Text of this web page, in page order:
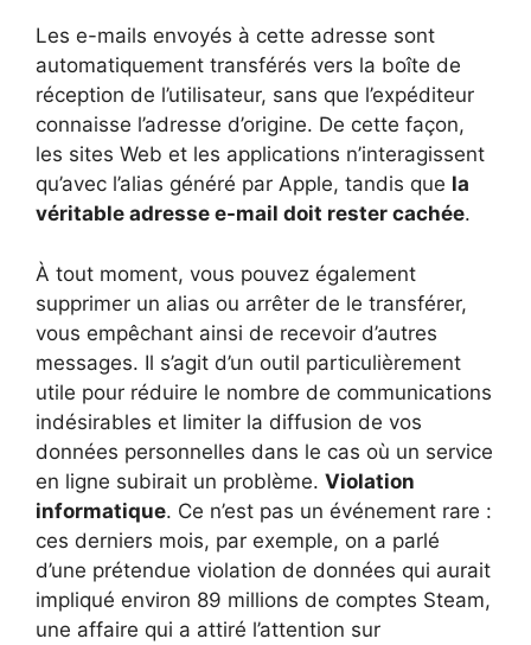
Les e-mails envoyés à cette adresse sont
automatiquement transférés vers la boîte de
réception de l’utilisateur, sans que l’expéditeur
connaisse l’adresse d’origine. De cette façon,
les sites Web et les applications n’interagissent
qu’avec l’alias généré par Apple, tandis que la
véritable adresse e-mail doit rester cachée.
À tout moment, vous pouvez également
supprimer un alias ou arrêter de le transférer,
vous empêchant ainsi de recevoir d’autres
messages. Il s’agit d’un outil particulièrement
utile pour réduire le nombre de communications
indésirables et limiter la diffusion de vos
données personnelles dans le cas où un service
en ligne subirait un problème. Violation
informatique. Ce n’est pas un événement rare :
ces derniers mois, par exemple, on a parlé
d’une prétendue violation de données qui aurait
impliqué environ 89 millions de comptes Steam,
une affaire qui a attiré l’attention sur